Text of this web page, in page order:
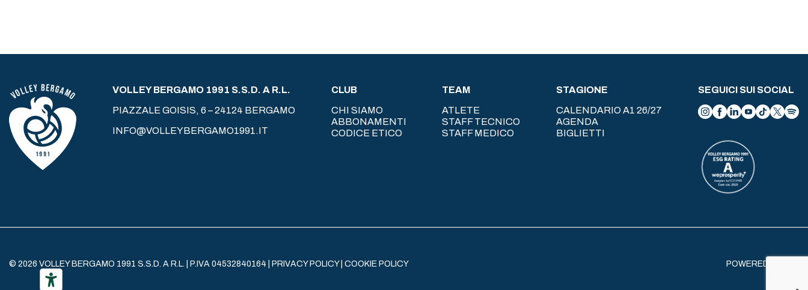
VOLLEY BERGAMO 1991 S.S.D. A R.L.
PIAZZALE GOISIS, 6 – 24124 BERGAMO
INFO@VOLLEYBERGAMO1991.IT
CLUB
CHI SIAMO
ABBONAMENTI
CODICE ETICO
TEAM
ATLETE
STAFF TECNICO
STAFF MEDICO
STAGIONE
CALENDARIO A1 26/27
AGENDA
BIGLIETTI
SEGUICI SUI SOCIAL
© 2026 VOLLEY BERGAMO 1991 S.S.D. A R.L. | P.IVA 04532840164 | PRIVACY POLICY| COOKIE POLICY POWERED BY